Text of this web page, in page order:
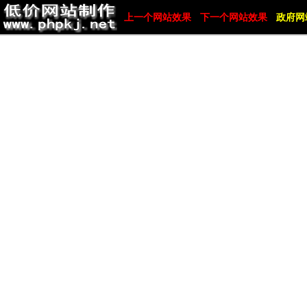
上一个网站效果 下一个网站效果 政府